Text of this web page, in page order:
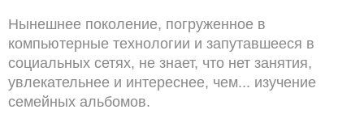
Нынешнее поколение, погруженное в
компьютерные технологии и запутавшееся в
социальных сетях, не знает, что нет занятия,
увлекательнее и интереснее, чем... изучение
семейных альбомов.